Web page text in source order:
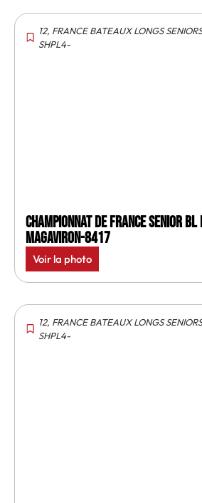
12, FRANCE BATEAUX LONGS SENIORS
SHPL4-
Championnat de France senior
MagAviron-8417
Voir la photo
12, FRANCE BATEAUX LONGS SENIORS
SHPL4-